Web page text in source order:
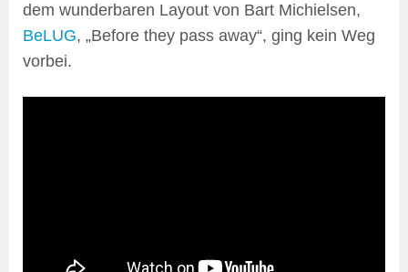
dem wunderbaren Layout von Bart Michielsen,
BeLUG, „Before they pass away“, ging kein Weg
vorbei.